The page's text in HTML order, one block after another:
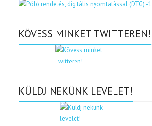
KÖVESS MINKET TWITTEREN!
KÜLDJ NEKÜNK LEVELET!